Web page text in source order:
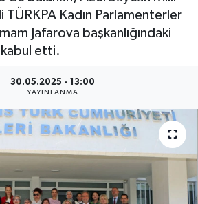
Kadın Parlamenterler
Jafarova başkanlığındaki
kabul etti.
30.05.2025 - 13:00
YAYINLANMA